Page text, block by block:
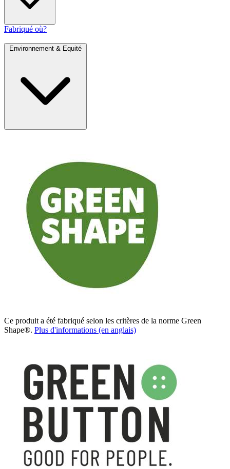
Fabriqué où?
Environnement & Equité
Ce produit a été fabriqué selon les critères de la norme Green
Shape®. Plus d'informations (en anglais)